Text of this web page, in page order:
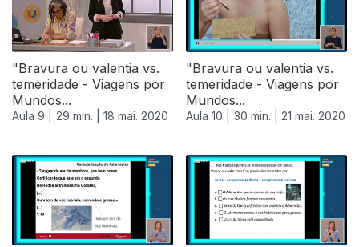
"Bravura ou valentia vs.
temeridade - Viagens por
Mundos...
Aula 9 | 29 min. | 18 mai. 2020
"Bravura ou valentia vs.
temeridade - Viagens por
Mundos...
Aula 10 | 30 min. | 21 mai. 2020
474719